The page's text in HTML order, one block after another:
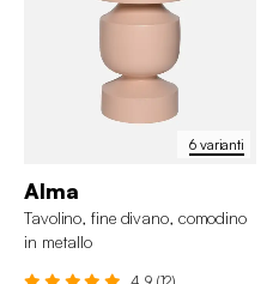
6 varianti
Alma
Tavolino, fine divano, comodino
in metallo